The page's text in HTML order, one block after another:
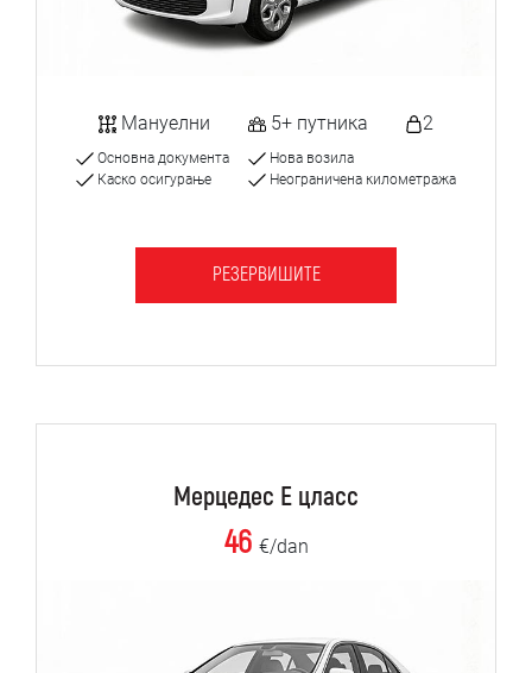
Мануелни 5+ путника 2
Основна документа
Каско осигурање
Нова возила
Неограничена километража
РЕЗЕРВИШИТЕ
Мерцедес Е цласс
46 €/dan